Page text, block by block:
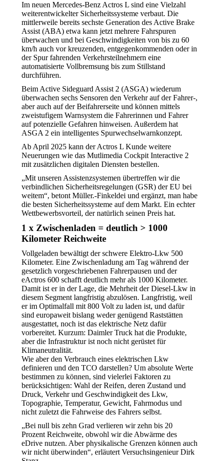
Im neuen Mercedes-Benz Actros L sind eine Vielzahl
weiterentwickelter Sicherheitssysteme verbaut. Die
mittlerweile bereits sechste Generation des Active Brake
Assist (ABA) etwa kann jetzt mehrere Fahrspuren
überwachen und bei Geschwindigkeiten von bis zu 60
km/h auch vor kreuzenden, entgegenkommenden oder in
der Spur fahrenden Verkehrsteilnehmern eine
automatisierte Vollbremsung bis zum Stillstand
durchführen.
Beim Active Sideguard Assist 2 (ASGA) wiederum
überwachen sechs Sensoren den Verkehr auf der Fahrer-,
aber auch auf der Beifahrerseite und können mittels
zweistufigem Warnsystem die Fahrerinnen und Fahrer
auf potenzielle Gefahren hinweisen. Außerdem hat
ASGA 2 ein intelligentes Spurwechselwarnkonzept.
Ab April 2025 kann der Actros L Kunde weitere
Neuerungen wie das Mutlimedia Cockpit Interactive 2
mit zusätzlichen digitalen Diensten bestellen.
„Mit unseren Assistenzsystemen übertreffen wir die
verbindlichen Sicherheitsregelungen (GSR) der EU bei
weitem“, betont Müller.-Finkeldei und ergänzt, man habe
die besten Sicherheitssysteme auf dem Markt. Ein echter
Wettbewerbsvorteil, der natürlich seinen Preis hat.
1 x Zwischenladen = deutlich > 1000
Kilometer Reichweite
Vollgeladen bewältigt der schwere Elektro-Lkw 500
Kilometer. Eine Zwischenladung am Tag während der
gesetzlich vorgeschriebenen Fahrerpausen und der
eActros 600 schafft deutlich mehr als 1000 Kilometer.
Damit ist er in der Lage, die Mehrheit der Diesel-Lkw in
diesem Segment langfristig abzulösen. Langfristig, weil
er im Optimalfall mit 800 Volt zu laden ist, und dafür
sind europaweit bislang weder genügend Raststätten
ausgestattet, noch ist das elektrische Netz dafür
vorbereitet. Kurzum: Daimler Truck hat die Produkte,
aber die Infrastruktur ist noch nicht gerüstet für
Klimaneutralität.
Wie aber den Verbrauch eines elektrischen Lkw
definieren und den TCO darstellen? Um absolute Werte
bestimmen zu können, sind vielerlei Faktoren zu
berücksichtigen: Wahl der Reifen, deren Zustand und
Druck, Verkehr und Geschwindigkeit des Lkw,
Topographie, Temperatur, Gewicht, Fahrmodus und
nicht zuletzt die Fahrweise des Fahrers selbst.
„Bei null bis zehn Grad verlieren wir zehn bis 20
Prozent Reichweite, obwohl wir die Abwärme des
eDrive nutzen. Aber physikalische Grenzen können auch
wir nicht überwinden“, erläutert Versuchsingenieur Dirk